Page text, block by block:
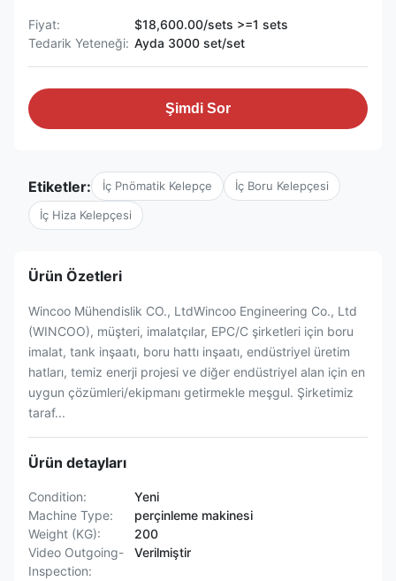
Fiyat:
$18,600.00/sets >=1 sets
Tedarik Yeteneği: Ayda 3000 set/set
Şimdi Sor
Etiketler: İç Pnömatik Kelepçe İç Boru Kelepçesi
İç Hiza Kelepçesi
Ürün Özetleri
Wincoo Mühendislik CO., LtdWincoo Engineering Co., Ltd
(WINCOO), müşteri, imalatçılar, EPC/C şirketleri için boru
imalat, tank inşaatı, boru hattı inşaatı, endüstriyel üretim
hatları, temiz enerji projesi ve diğer endüstriyel alan için en
uygun çözümleri/ekipmanı getirmekle meşgul. Şirketimiz
taraf...
Ürün detayları
Condition:
Yeni
Machine Type:
perçinleme makinesi
Weight (KG):
200
Video Outgoing-
Inspection:
Verilmiştir